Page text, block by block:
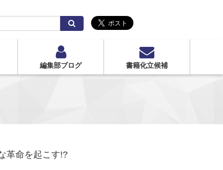
索
編集部ブログ 書籍化立候補
革命を起こす!?